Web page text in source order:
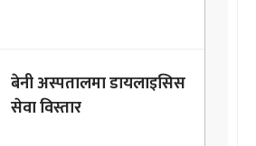
बेनी अस्पतालमा डायलाइसिस
सेवा विस्तार